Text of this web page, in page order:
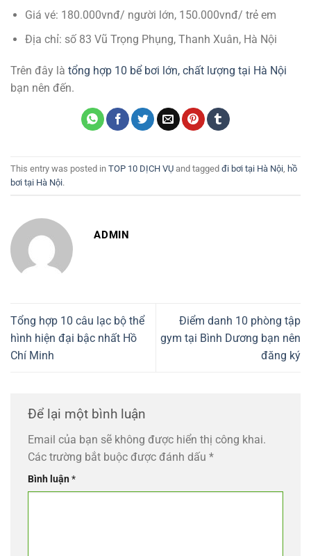
Giá vé: 180.000vnđ/ người lớn, 150.000vnđ/ trẻ em
Địa chỉ: số 83 Vũ Trọng Phụng, Thanh Xuân, Hà Nội
Trên đây là tổng hợp 10 bể bơi lớn, chất lượng tại Hà Nội
bạn nên đến.
This entry was posted in TOP 10 DỊCH VỤ and tagged đi bơi tại Hà Nội hồ
bơi tại Hà Nội.
ADMIN
Tổng hợp 10 câu lạc bộ thể
hình hiện đại bậc nhất Hồ
Chí Minh
Điểm danh 10 phòng tập
gym tại Bình Dương bạn nên
đăng ký
Để lại một bình luận
Email của bạn sẽ không được hiển thị công khai.
Các trường bắt buộc được đánh dấu *
Bình luận*